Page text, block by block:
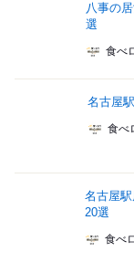
八事の
選
食べ
名古屋
食べ
名古屋
20選
食べ